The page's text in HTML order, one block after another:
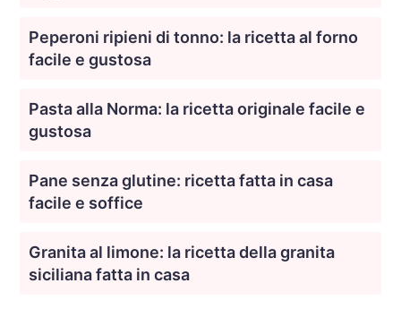
Peperoni ripieni di tonno: la ricetta al forno
facile e gustosa
Pasta alla Norma: la ricetta originale facile e
gustosa
Pane senza glutine: ricetta fatta in casa
facile e soffice
Granita al limone: la ricetta della granita
siciliana fatta in casa